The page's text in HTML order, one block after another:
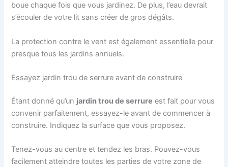
boue chaque fois que vous jardinez. De plus, l’eau devrait
s’écouler de votre lit sans créer de gros dégâts.
La protection contre le vent est également essentielle pour
presque tous les jardins annuels.
Essayez jardin trou de serrure avant de construire
Étant donné qu’un jardin trou de serrure est fait pour vous
convenir parfaitement, essayez-le avant de commencer à
construire. Indiquez la surface que vous proposez.
Tenez-vous au centre et tendez les bras. Pouvez-vous
facilement atteindre toutes les parties de votre zone de